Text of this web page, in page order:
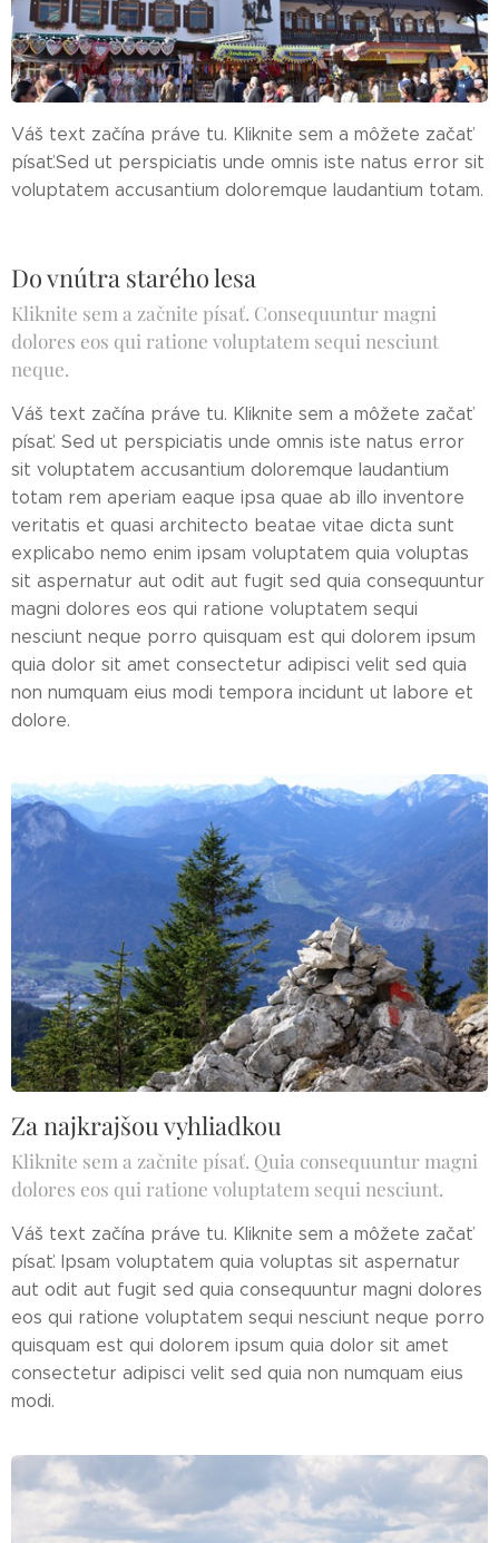
Váš text začína práve tu. Kliknite sem a môžete začať
písať.Sed ut perspiciatis unde omnis iste natus error sit
voluptatem accusantium doloremque laudantium totam.
Do vnútra starého lesa
Kliknite sem a začnite písať. Consequuntur magni
dolores eos qui ratione voluptatem sequi nesciunt
neque.
Váš text začína práve tu. Kliknite sem a môžete začať
písať. Sed ut perspiciatis unde omnis iste natus error
sit voluptatem accusantium doloremque laudantium
totam rem aperiam eaque ipsa quae ab illo inventore
veritatis et quasi architecto beatae vitae dicta sunt
explicabo nemo enim ipsam voluptatem quia voluptas
sit aspernatur aut odit aut fugit sed quia consequuntur
magni dolores eos qui ratione voluptatem sequi
nesciunt neque porro quisquam est qui dolorem ipsum
quia dolor sit amet consectetur adipisci velit sed quia
non numquam eius modi tempora incidunt ut labore et
dolore.
Za najkrajšou vyhliadkou
Kliknite sem a začnite písať. Quia consequuntur magni
dolores eos qui ratione voluptatem sequi nesciunt.
Váš text začína práve tu. Kliknite sem a môžete začať
písať. Ipsam voluptatem quia voluptas sit aspernatur
aut odit aut fugit sed quia consequuntur magni dolores
eos qui ratione voluptatem sequi nesciunt neque porro
quisquam est qui dolorem ipsum quia dolor sit amet
consectetur adipisci velit sed quia non numquam eius
modi.